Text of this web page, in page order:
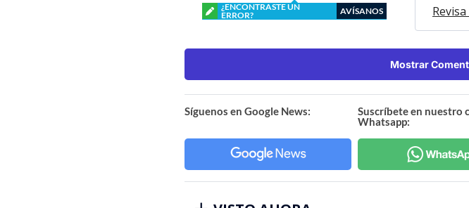
¿ENCONTRASTE UN
ERROR?
AVÍSANOS
Mostrar
Síguenos en Google News:
Suscríbete en nuestro
Whatsapp: